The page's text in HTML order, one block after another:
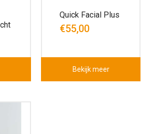
Quick Facial Plus
€55,00
Bekijk meer